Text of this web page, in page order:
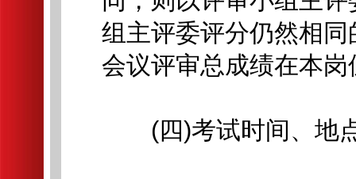
组主评委评分仍然相
会议评审总成绩在本
(四)考试时间、地